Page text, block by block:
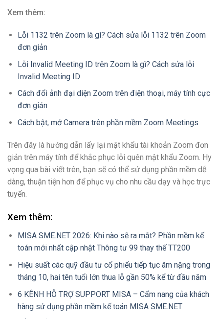
Xem thêm:
Lỗi 1132 trên Zoom là gì? Cách sửa lỗi 1132 trên Zoom
đơn giản
Lỗi Invalid Meeting ID trên Zoom là gì? Cách sửa lỗi
Invalid Meeting ID
Cách đổi ảnh đại diện Zoom trên điện thoại, máy tính cực
đơn giản
Cách bật, mở Camera trên phần mềm Zoom Meetings
Trên đây là hướng dẫn lấy lại mật khẩu tài khoản Zoom đơn
giản trên máy tính để khắc phục lỗi quên mật khẩu Zoom. Hy
vọng qua bài viết trên, bạn sẽ có thể sử dụng phần mềm dễ
dàng, thuận tiện hơn để phục vụ cho nhu cầu dạy và học trực
tuyến.
Xem thêm:
MISA SME.NET 2026: Khi nào sẽ ra mắt? Phần mềm kế
toán mới nhất cập nhật Thông tư 99 thay thế TT200
Hiệu suất các quỹ đầu tư cổ phiếu tiếp tục âm nặng trong
tháng 10, hai tên tuổi lớn thua lỗ gần 50% kể từ đầu năm
6 KÊNH HỖ TRỢ SUPPORT MISA – Cẩm nang của khách
hàng sử dụng phần mềm kế toán MISA SME.NET